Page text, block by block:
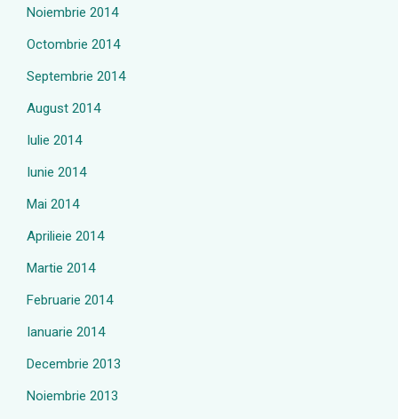
Noiembrie 2014
Octombrie 2014
Septembrie 2014
August 2014
Iulie 2014
Iunie 2014
Mai 2014
Aprilieie 2014
Martie 2014
Februarie 2014
Ianuarie 2014
Decembrie 2013
Noiembrie 2013